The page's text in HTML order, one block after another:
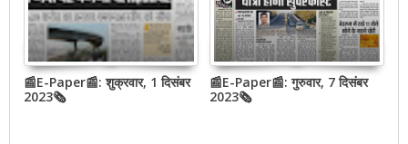
📰E-Paper📰: शुक्रवार, 1 दिसंबर
2023🗞
📰E-Paper📰: गुरुवार, 7 दिसंबर
2023🗞